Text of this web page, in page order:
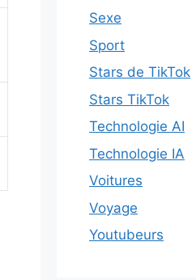
Sexe
Sport
Stars de TikTok
Stars TikTok
Technologie AI
Technologie IA
Voitures
Voyage
Youtubeurs